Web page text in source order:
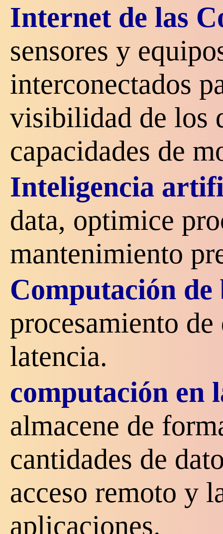
Internet de las
sensores y
interconectados
visibilidad de los
capacidades de
Inteligencia
data, optimice
mantenimiento
Computación de
procesamiento
latencia.
computación en
almacene de
cantidades de
acceso remoto y
aplicaciones.